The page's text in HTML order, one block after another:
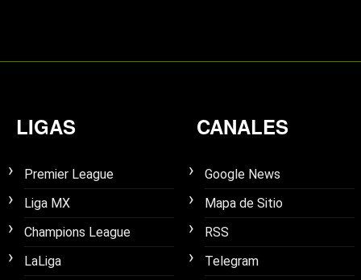
LIGAS
Premier League
Liga MX
Champions League
LaLiga
CANALES
Google News
Mapa de Sitio
RSS
Telegram